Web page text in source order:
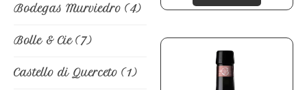
Bodegas Murviedro (4)
Bolle & Cie (7)
Castello di Querceto (1)